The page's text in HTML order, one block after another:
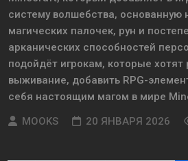
систему волшебства, основанную
магических палочек, рун и
арканических способностей
подойдёт игрокам, которые хотят
выживание, добавить RPG-
себя настоящим магом в мире
MOOKS
20 ЯНВАРЯ 2026